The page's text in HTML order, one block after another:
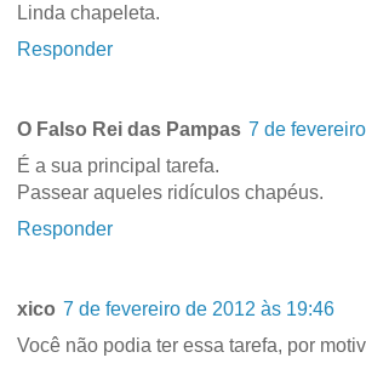
Linda chapeleta.
Responder
O Falso Rei das Pampas 7 de
É a sua principal tarefa.
Passear aqueles ridículos chapéus.
Responder
xico 7 de fevereiro de 2012 às 19:46
Você não podia ter essa tarefa, por